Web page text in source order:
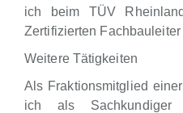
ich beim TÜV
Zertifizierten
Weitere Tätigkeiten
Als Fraktionsmitglied
ich als